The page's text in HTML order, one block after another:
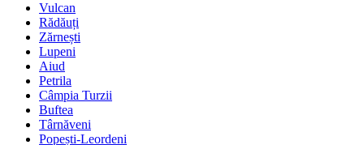
Vulcan
Rădăuți
Zărnești
Lupeni
Aiud
Petrila
Câmpia Turzii
Buftea
Târnăveni
Popești-Leordeni